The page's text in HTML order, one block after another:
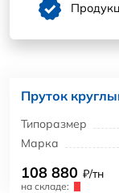
Пруток
Типоразмер
Марка
108 880 ₽/тн
на складе: